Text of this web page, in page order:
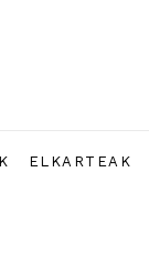
ELKARTEAK